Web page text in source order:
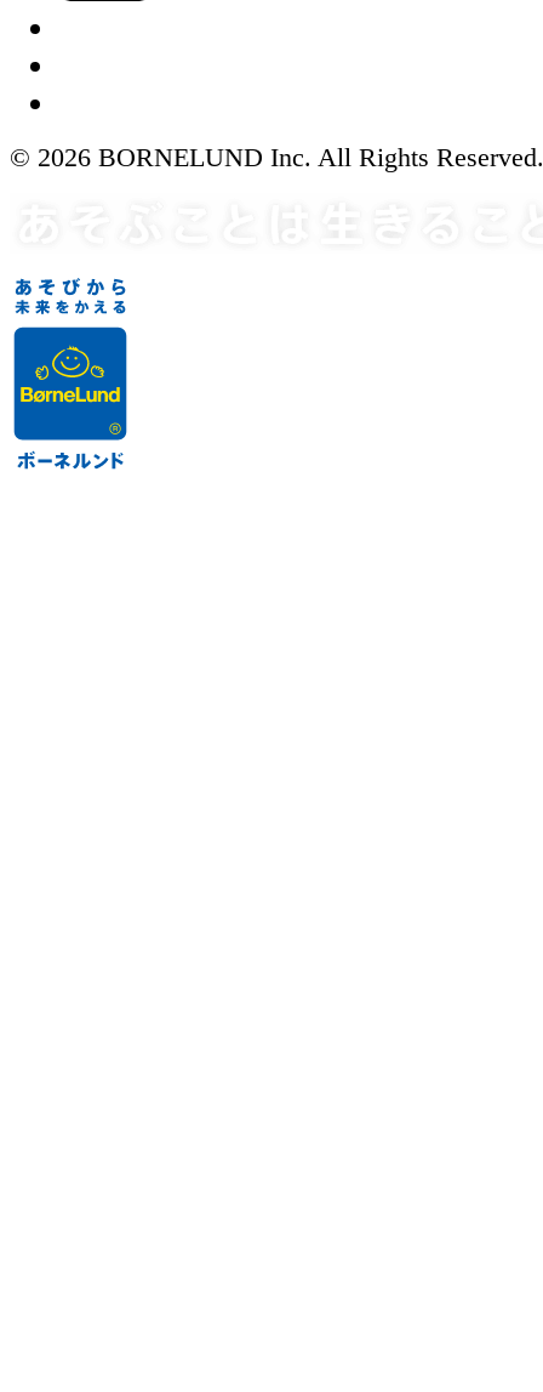
© 2026 BORNELUND Inc. All Rights Reserved.